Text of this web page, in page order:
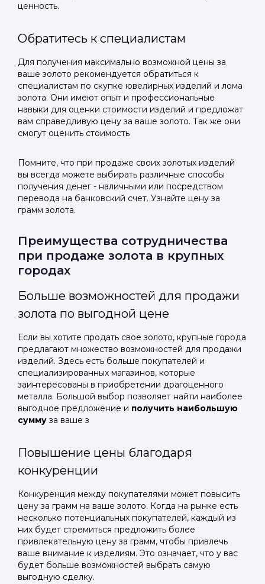
ценность.
Обратитесь к специалистам
Для получения максимально возможной цены за
ваше золото рекомендуется обратиться к
специалистам по скупке ювелирных изделий и лома
золота. Они имеют опыт и профессиональные
навыки для оценки стоимости изделий и предложат
вам справедливую цену за ваше золото. Так же они
смогут оценить стоимость
Помните, что при продаже своих золотых изделий
вы всегда можете выбирать различные способы
получения денег - наличными или посредством
перевода на банковский счет. Узнайте цену за
грамм золота.
Преимущества сотрудничества
при продаже золота в крупных
городах
Больше возможностей для продажи
золота по выгодной цене
Если вы хотите продать свое золото, крупные города
предлагают множество возможностей для продажи
изделий. Здесь есть больше покупателей и
специализированных магазинов, которые
заинтересованы в приобретении драгоценного
металла. Большой выбор позволяет найти наиболее
выгодное предложение и получить наибольшую
сумму за ваше з
Повышение цены благодаря
конкуренции
Конкуренция между покупателями может повысить
цену за грамм на ваше золото. Когда на рынке есть
несколько потенциальных покупателей, каждый из
них будет стремиться предложить более
привлекательную цену за грамм, чтобы привлечь
ваше внимание к изделиям. Это означает, что у вас
будет больше возможностей выбрать самую
выгодную сделку.